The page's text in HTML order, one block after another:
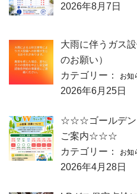
2026年8月7日
大雨に伴うガス
のお願い）
カテゴリー：
お知
2026年6月25日
☆☆☆ゴールデン
ご案内☆☆☆
カテゴリー：
お知
2026年4月28日